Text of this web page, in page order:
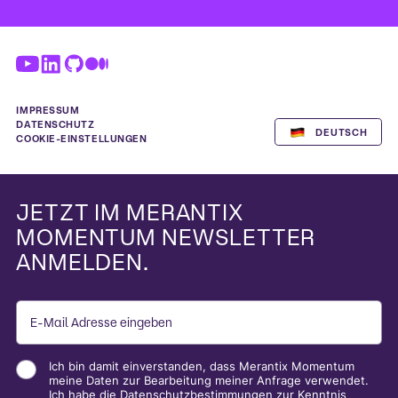
IMPRESSUM
DATENSCHUTZ
COOKIE-EINSTELLUNGEN
DEUTSCH
JETZT IM MERANTIX
MOMENTUM NEWSLETTER
ANMELDEN.
Ich bin damit einverstanden, dass Merantix Momentum
meine Daten zur Bearbeitung meiner Anfrage verwendet.
Ich habe die Datenschutzbestimmungen zur Kenntnis